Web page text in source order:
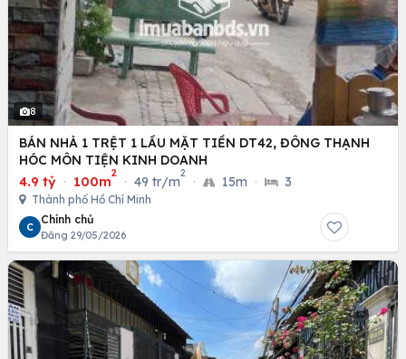
8
BÁN NHÀ 1 TRỆT 1 LẦU MẶT TIỀN DT42, ĐÔNG THẠNH
HÓC MÔN TIỆN KINH DOANH
4.9 tỷ · 100m
2
· 49 tr/m
2
· 15m · 3
Thành phố Hồ Chí Minh
C
Chính chủ
Đăng 29/05/2026